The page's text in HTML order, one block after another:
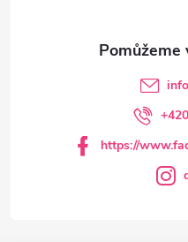
info
https://